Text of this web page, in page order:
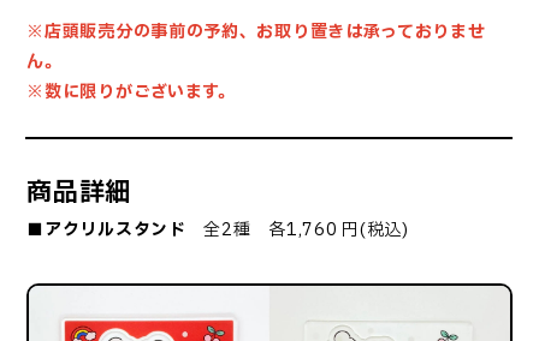
※店頭販売分の事前の予約、お取り置きは承っておりませ
ん。
※数に限りがございます。
商品詳細
■アクリルスタンド 全2種 各1,760 円(税込)